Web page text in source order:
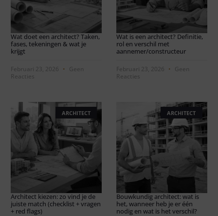
Wat doet een architect? Taken,
fases, tekeningen & wat je
krijgt
Februari 23, 2026
Geen
Reacties
Wat is een architect? Definitie,
rol en verschil met
aannemer/constructeur
Februari 23, 2026
Geen
Reacties
ARCHITECT
Architect kiezen: zo vind je de
juiste match (checklist + vragen
+ red flags)
ARCHITECT
Bouwkundig architect: wat is
het, wanneer heb je er één
nodig en wat is het verschil?